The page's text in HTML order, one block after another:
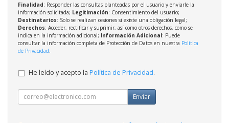
Finalidad: Responder las consultas planteadas por el usuario y enviarle la
información solicitada; Legitimación: Consentimiento del usuario;
Destinatarios: Solo se realizan cesiones si existe una obligación legal;
Derechos: Acceder, rectificar y suprimir, así como otros derechos, como se
indica en la información adicional; Información Adicional: Puede
consultar la información completa de Protección de Datos en nuestra Política
de Privacidad
He leído y acepto la Política de Privacidad.
Enviar